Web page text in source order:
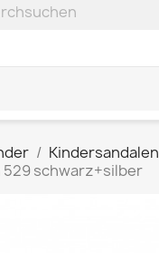
Kindersandalen
529 schwarz+silber